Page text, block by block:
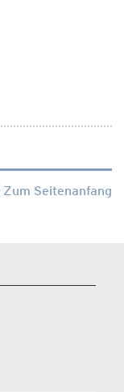
Zum Seitenanfang